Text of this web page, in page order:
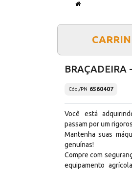
BRAÇADEIRA
Cód./PN 6560407
Você está
passam por um
Mantenha suas
genuínas!
Compre com
equipamento